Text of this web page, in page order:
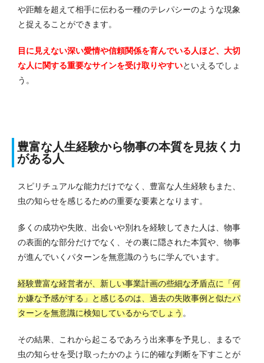
や距離を超えて相手に伝わる一種のテレパシーのような現象
と捉えることができます。
目に見えない深い愛情や信頼関係を育んでいる人ほど、大切
な人に関する重要なサインを受け取りやすいといえるでしょ
う。
豊富な人生経験から物事の本質を見抜く力
がある人
スピリチュアルな能力だけでなく、豊富な人生経験もまた、
虫の知らせを感じるための重要な要素となります。
多くの成功や失敗、出会いや別れを経験してきた人は、物事
の表面的な部分だけでなく、その裏に隠された本質や、物事
が進んでいくパターンを無意識のうちに学んでいます。
経験豊富な経営者が、新しい事業計画の些細な矛盾点に「何
か嫌な予感がする」と感じるのは、過去の失敗事例と似たパ
ターンを無意識に検知しているからでしょう 。
その結果、これから起こるであろう出来事を予見し、まるで
虫の知らせを受け取ったかのように的確な判断を下すことが